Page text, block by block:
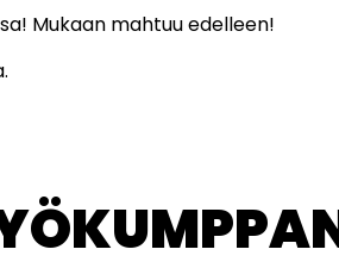
Mukaan mahtuu edelleen!